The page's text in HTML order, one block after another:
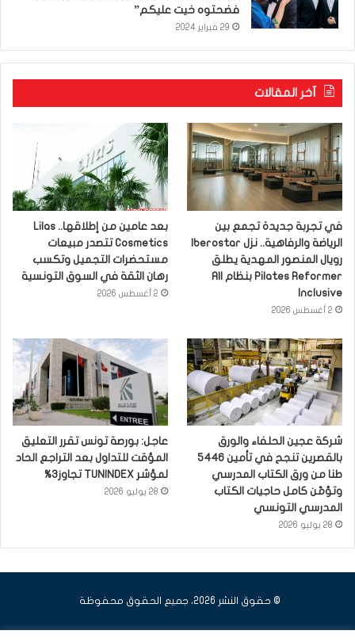
فضحتوه خيت عليكم”
29 فبراير 2024
آخر المقالات
في تجربة جديدة تجمع بين
رويال المنصور المهدية يطلق
Pilates Reformer بنظام All
Inclusive
2 أغسطس 2026
بعد عامين من إطلاقها.. Lilas
Cosmetics تتصدر مبيعات
مستحضرات التجميل وتكسب
رهان الثقة في السوق التونسية
2 أغسطس 2026
شركة عجين الحلفاء والورق
بالقصرين تنجح في تأمين 5446
طنا من ورق الكتاب المدرسي
وتؤمّن كامل حاجيات الكتاب
المدرسي التونسي
28 يوليو 2026
عاجل: بورصة تونس تقرر التعليق
المؤقت للتداول بعد التراجع الحاد
لمؤشر TUNINDEX تجاوز3%
28 يوليو 2026
© حقوق النشر 2026، جميع الحقوق محفوظة